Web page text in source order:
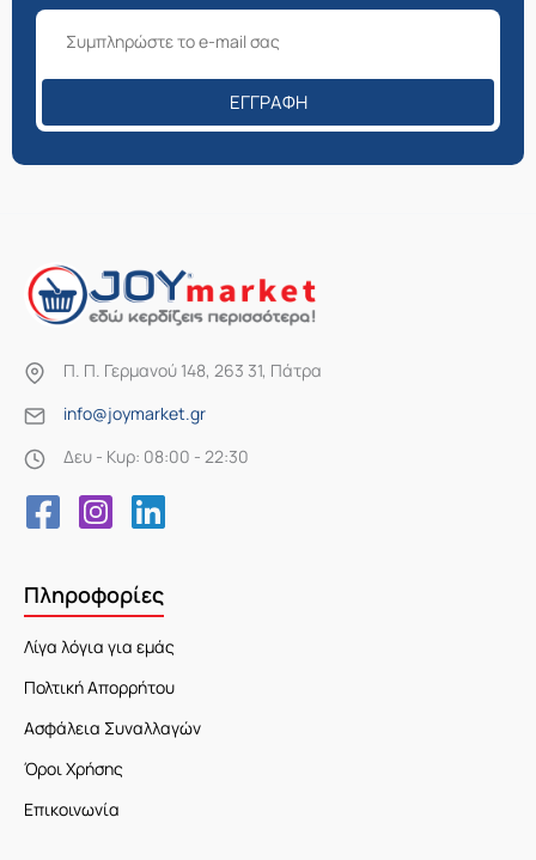
ΕΓΓΡΑΦΉ
Π. Π. Γερμανού 148, 263 31, Πάτρα
info@joymarket.gr
Δευ - Κυρ: 08:00 - 22:30
Πληροφορίες
Λίγα λόγια για εμάς
Πολτική Απορρήτου
Ασφάλεια Συναλλαγών
Όροι Χρήσης
Επικοινωνία